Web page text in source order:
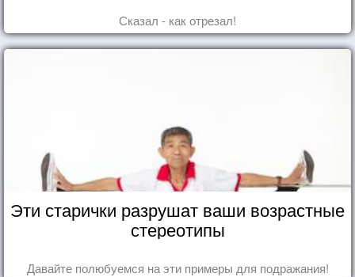
Сказал - как отрезал!
Эти старички разрушат ваши возрастные
стереотипы
Давайте полюбуемся на эти примеры для подражания!